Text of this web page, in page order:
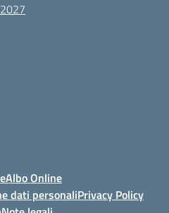
Albo Online
dati personaliPrivacy Policy